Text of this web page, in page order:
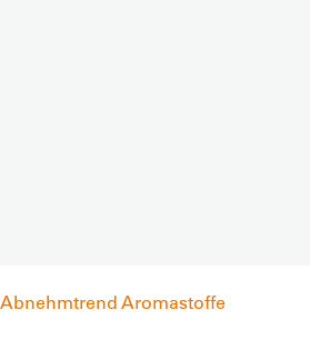
Abnehmtrend Aromastoffe